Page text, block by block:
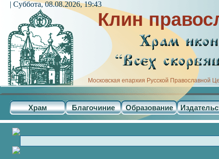
Клин
Московская епархия Русской Православной
Храм Благочиние Образование
| Суббота, 08.08.2026, 19:43